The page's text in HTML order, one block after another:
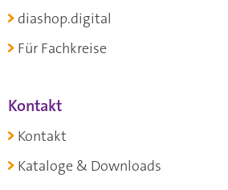
diashop.digital
Für Fachkreise
Kontakt
Kontakt
Kataloge & Downloads